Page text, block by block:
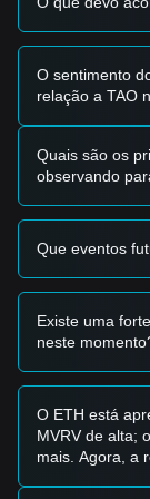
a mais de 50
narrativa da
real.
•Rotação
na narrativa "IA
Sinais de
Zona de
• Se o preço
recuperação,
• Uma ruptura
$ - 220 $,
negociação,
sentimento do
levando a um
mensal de170
Estratégia
O sentimento
relação a TAO
Quais são os
observando
Que eventos
Existe uma
neste
O ETH está
MVRV de alta;
mais. Agora, a